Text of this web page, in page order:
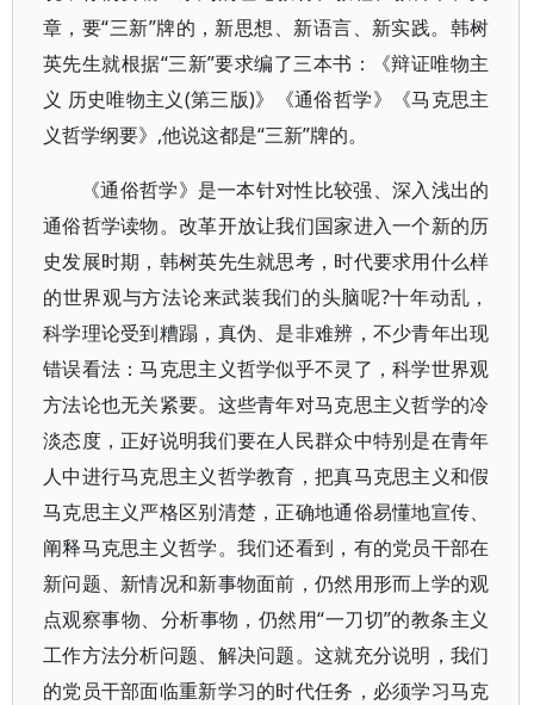
章，要“三新”牌的，新思想、新语言、新实践。韩树
英先生就根据“三新”要求编了三本书：《辩证唯物主
义 历史唯物主义(第三版)》《通俗哲学》《马克思主
义哲学纲要》,他说这都是“三新”牌的。
《通俗哲学》是一本针对性比较强、深入浅出的
通俗哲学读物。改革开放让我们国家进入一个新的历
史发展时期，韩树英先生就思考，时代要求用什么样
的世界观与方法论来武装我们的头脑呢?十年动乱，
科学理论受到糟蹋，真伪、是非难辨，不少青年出现
错误看法：马克思主义哲学似乎不灵了，科学世界观
方法论也无关紧要。这些青年对马克思主义哲学的冷
淡态度，正好说明我们要在人民群众中特别是在青年
人中进行马克思主义哲学教育，把真马克思主义和假
马克思主义严格区别清楚，正确地通俗易懂地宣传、
阐释马克思主义哲学。我们还看到，有的党员干部在
新问题、新情况和新事物面前，仍然用形而上学的观
点观察事物、分析事物，仍然用“一刀切”的教条主义
工作方法分析问题、解决问题。这就充分说明，我们
的党员干部面临重新学习的时代任务，必须学习马克